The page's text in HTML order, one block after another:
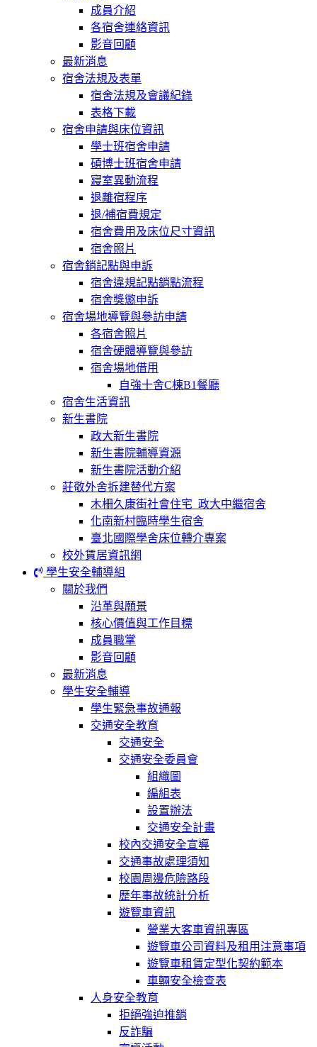
成員介紹
各宿舍連絡資訊
影音回顧
最新消息
宿舍法規及表單
宿舍法規及會議紀錄
表格下載
宿舍申請與床位資訊
學士班宿舍申請
碩博士班宿舍申請
寢室異動流程
退離宿程序
退/補宿費規定
宿舍費用及床位尺寸資訊
宿舍照片
宿舍銷記點與申訴
宿舍違規記點銷點流程
宿舍獎懲申訴
宿舍場地導覽與參訪申請
各宿舍照片
宿舍硬體導覽與參訪
宿舍場地借用
自強十舍C棟B1餐廳
宿舍生活資訊
新生書院
政大新生書院
新生書院輔導資源
新生書院活動介紹
莊敬外舍拆建替代方案
木柵久康街社會住宅_政大中繼宿舍
化南新村臨時學生宿舍
臺北國際學舍床位轉介專案
校外賃居資訊網
學生安全輔導組
關於我們
沿革與願景
核心價值與工作目標
成員職掌
影音回顧
最新消息
學生安全輔導
學生緊急事故通報
交通安全教育
交通安全
交通安全委員會
組織圖
編組表
設置辦法
交通安全計畫
校內交通安全宣導
交通事故處理須知
校園周邊危險路段
歷年事故統計分析
遊覽車資訊
營業大客車資訊專區
遊覽車公司資料及租用注意事項
遊覽車租賃定型化契約範本
車輛安全檢查表
人身安全教育
拒絕強迫推銷
反詐騙